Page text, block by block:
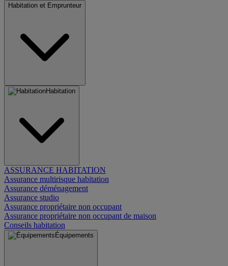
Habitation et Emprunteur
Habitation
ASSURANCE HABITATION
Assurance multirisque habitation
Assurance déménagement
Assurance studio
Assurance propriétaire non occupant
Assurance propriétaire non occupant de maison
Conseils habitation
Équipements